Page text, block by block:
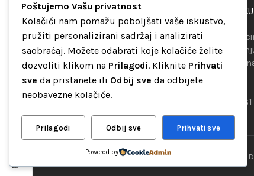
“Set Up S” d.o.o.
Maršala Tita b.b.
Avaz Robot centar
75000 Tuzla
Bosna i Hercegovina
+387 35 262 405
PODRŠKA
Našim
telefona ili
+387
“Set Up S” d.o.o. Tuzla, sva prava pridržana © 2026 ||
Poštujemo Vašu privatnost
Kolačići nam pomažu poboljšati vaše iskustvo,
pružiti personalizirani sadržaj i analizirati
saobraćaj. Možete odabrati koje kolačiće želite
dozvoliti klikom na Prilagodi. Kliknite Prihvati
sve da pristanete ili Odbij sve da odbijete
neobavezne kolačiće.
Prilagodi Odbij sve Prihvati sve
Powered by